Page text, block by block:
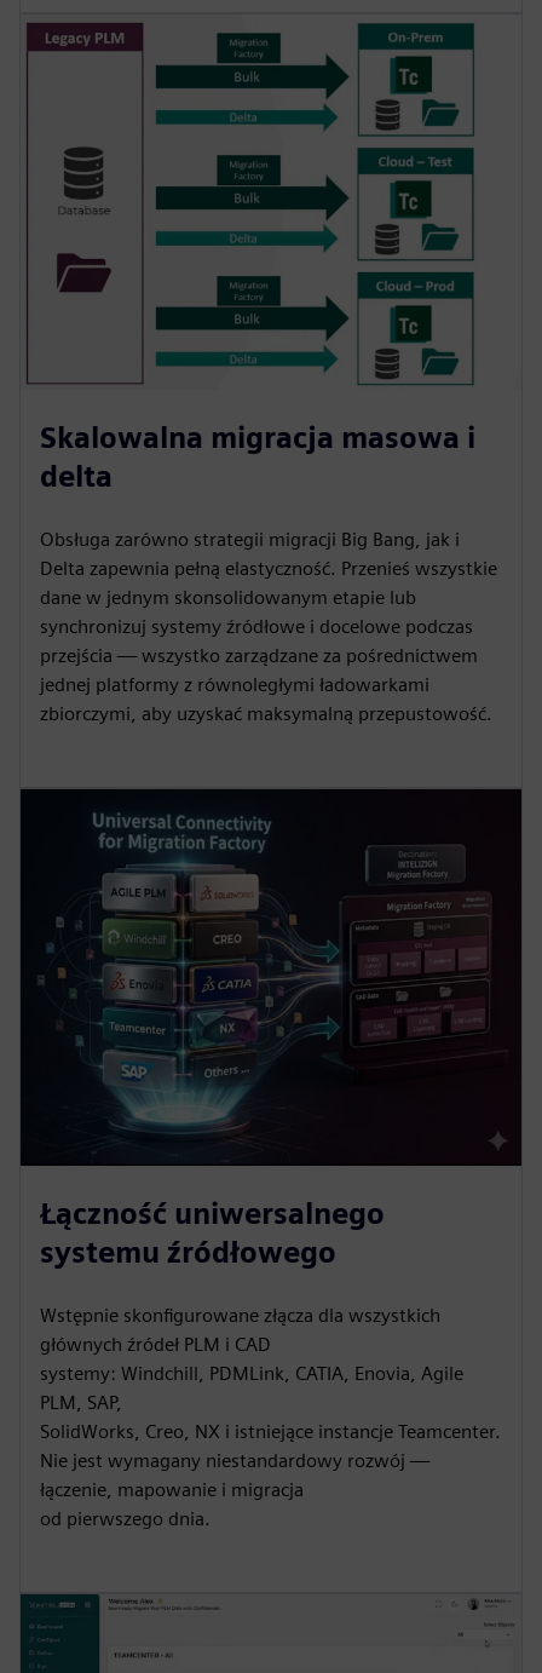
Skalowalna migracja masowa i
delta
Obsługa zarówno strategii migracji Big Bang, jak i
Delta zapewnia pełną elastyczność. Przenieś wszystkie
dane w jednym skonsolidowanym etapie lub
synchronizuj systemy źródłowe i docelowe podczas
przejścia — wszystko zarządzane za pośrednictwem
jednej platformy z równoległymi ładowarkami
zbiorczymi, aby uzyskać maksymalną przepustowość.
Łączność uniwersalnego
systemu źródłowego
Wstępnie skonfigurowane złącza dla wszystkich
głównych źródeł PLM i CAD
systemy: Windchill, PDMLink, CATIA, Enovia, Agile
PLM, SAP,
SolidWorks, Creo, NX i istniejące instancje Teamcenter.
Nie jest wymagany niestandardowy rozwój —
łączenie, mapowanie i migracja
od pierwszego dnia.